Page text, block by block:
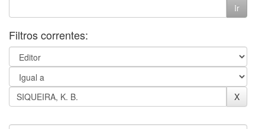
Filtros correntes: